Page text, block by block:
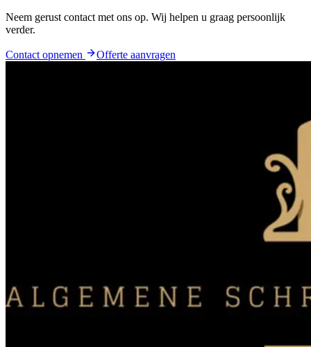
Neem gerust contact met ons op. Wij helpen u graag persoonlijk
verder.
Contact opnemen Offerte aanvragen